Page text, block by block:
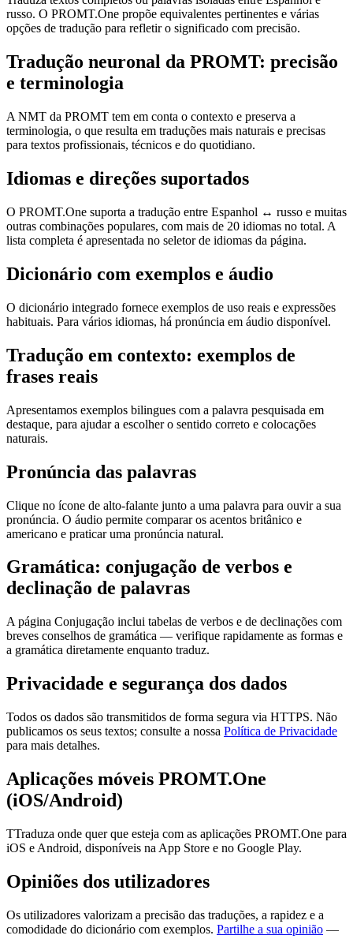
russo. O PROMT.One propõe equivalentes pertinentes e várias
opções de tradução para refletir o significado com precisão.
Tradução neuronal da PROMT: precisão
e terminologia
A NMT da PROMT tem em conta o contexto e preserva a
terminologia, o que resulta em traduções mais naturais e precisas
para textos profissionais, técnicos e do quotidiano.
Idiomas e direções suportados
O PROMT.One suporta a tradução entre Espanhol ↔ russo e muitas
outras combinações populares, com mais de 20 idiomas no total. A
lista completa é apresentada no seletor de idiomas da página.
Dicionário com exemplos e áudio
O dicionário integrado fornece exemplos de uso reais e expressões
habituais. Para vários idiomas, há pronúncia em áudio disponível.
Tradução em contexto: exemplos de
frases reais
Apresentamos exemplos bilingues com a palavra pesquisada em
destaque, para ajudar a escolher o sentido correto e colocações
naturais.
Pronúncia das palavras
Clique no ícone de alto-falante junto a uma palavra para ouvir a sua
pronúncia. O áudio permite comparar os acentos britânico e
americano e praticar uma pronúncia natural.
Gramática: conjugação de verbos e
declinação de palavras
A página Conjugação inclui tabelas de verbos e de declinações com
breves conselhos de gramática — verifique rapidamente as formas e
a gramática diretamente enquanto traduz.
Privacidade e segurança dos dados
Todos os dados são transmitidos de forma segura via HTTPS. Não
publicamos os seus textos; consulte a nossa Política de Privacidade
para mais detalhes.
Aplicações móveis PROMT.One
(iOS/Android)
TTraduza onde quer que esteja com as aplicações PROMT.One para
iOS e Android, disponíveis na App Store e no Google Play.
Opiniões dos utilizadores
Os utilizadores valorizam a precisão das traduções, a rapidez e a
comodidade do dicionário com exemplos. Partilhe a sua opinião —